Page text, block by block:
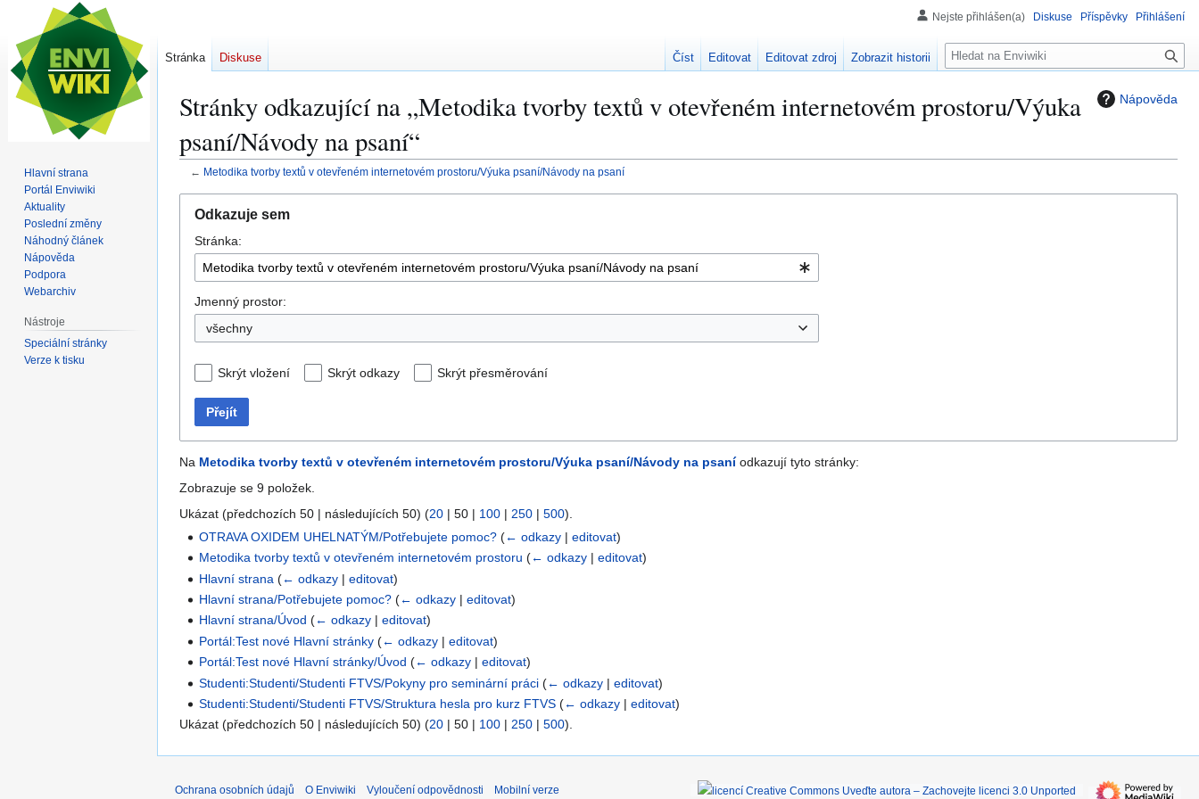
Nápověda
Stránky odkazující na „Metodika tvorby textů v otevřeném internetovém prostoru/Výuka
psaní/Návody na psaní“
← Metodika tvorby textů v otevřeném internetovém prostoru/Výuka psaní/Návody na psaní
navigaci
vyhledávání
Odkazuje sem
Stránka:
Jmenný prostor:
všechny
Skrýt vložení Skrýt odkazy Skrýt přesměrování
Přejít
Na Metodika tvorby textů v otevřeném internetovém prostoru/Výuka psaní/Návody na psaníodkazují tyto stránky:
Zobrazuje se 9 položek.
Ukázat (předchozích 50 | následujících 50) (20 | 50 | 100 | 250 | 500).
OTRAVA OXIDEM UHELNATÝM/Potřebujete pomoc? (← odkazy |editovat)
Metodika tvorby textů v otevřeném internetovém prostoru (← odkazy |editovat)
Hlavní strana (← odkazy |editovat)
Hlavní strana/Potřebujete pomoc? (← odkazy |editovat)
Hlavní strana/Úvod (← odkazy |editovat)
Portál:Test nové Hlavní stránky (← odkazy |editovat)
Portál:Test nové Hlavní stránky/Úvod (← odkazy |editovat)
Studenti:Studenti/Studenti FTVS/Pokyny pro seminární práci (← odkazy |editovat)
Studenti:Studenti/Studenti FTVS/Struktura hesla pro kurz FTVS (← odkazy |editovat)
Ukázat (předchozích 50 | následujících 50) (20 | 50 | 100 | 250 | 500).
Nejste přihlášen(a) Diskuse Příspěvky Přihlášení
Stránka Diskuse Číst Editovat Editovat zdroj Zobrazit historii
H
l
d
Hlavní strana
Portál Enviwiki
Aktuality
Poslední změny
Náhodný článek
Nápověda
Podpora
Webarchiv
Nástroje
Speciální stránky
Verze k tisku
Ochrana osobních údajů O Enviwiki Vyloučení odpovědnosti Mobilní verze